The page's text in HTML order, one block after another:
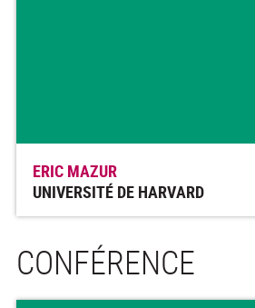
ERIC MAZUR
UNIVERSITÉ DE HARVARD
CONFÉRENCE